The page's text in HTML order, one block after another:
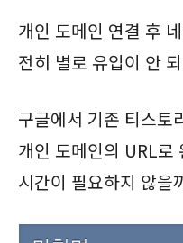
개인 도메인 연결 후
전히 별로 유입이 안
구글에서 기존 티스토
개인 도메인의 URL로
시간이 필요하지 않을